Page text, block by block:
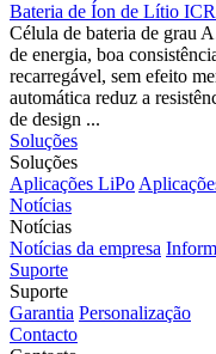
Bateria de Íon de Lítio
Célula de bateria de grau
de energia, boa
recarregável, sem efeito
automática reduz a
de design ...
Soluções
Soluções
Aplicações LiPo
Notícias
Notícias
Notícias da empresa
Suporte
Suporte
Garantia Personalização
Contacto